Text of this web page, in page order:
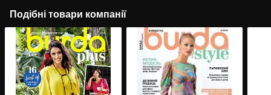
Подібні товари компанії